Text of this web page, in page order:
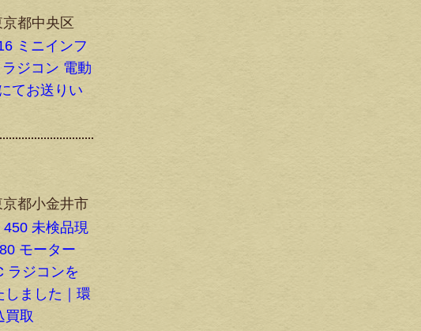
京都中央区
ミニインフ
ジコン 電動
てお送りい
京都小金井市
未検品現
モーター
ラジコンを
しました｜環
買取